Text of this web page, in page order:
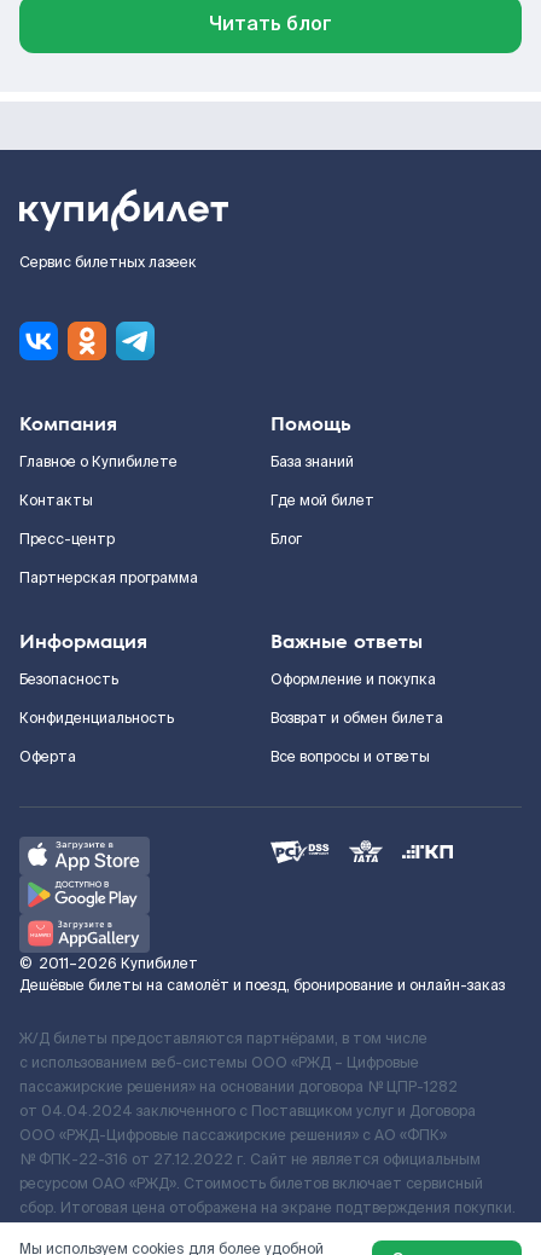
Читать блог
Сервис билетных лазеек
Компания
Главное о Купибилете
Контакты
Пресс-центр
Партнерская программа
Помощь
База знаний
Где мой билет
Блог
Информация
Безопасность
Конфиденциальность
Оферта
Важные ответы
Оформление и покупка
Возврат и обмен билета
Все вопросы и ответы
© 2011–2026 Купибилет
Дешёвые билеты на самолёт и поезд, бронирование и онлайн-заказ
Ж/Д билеты предоставляются партнёрами, в том числе
с использованием веб-системы ООО «РЖД – Цифровые
пассажирские решения» на основании договора № ЦПР-1282
от 04.04.2024 заключенного с Поставщиком услуг и Договора
ООО «РЖД-Цифровые пассажирские решения» c АО «ФПК»
№ ФПК-22-316 от 27.12.2022 г. Сайт не является официальным
ресурсом ОАО «РЖД». Стоимость билетов включает сервисный
сбор. Итоговая цена отображена на экране подтверждения покупки.
Мы используем cookies для более удобной